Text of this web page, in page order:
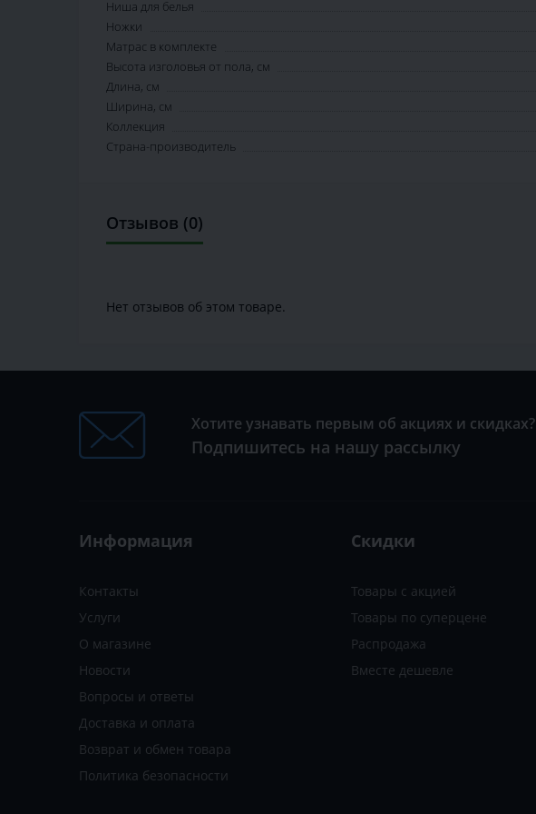
Ниша для белья
Ножки
Матрас в комплекте
Высота изголовья от пола, см
Длина, см
Ширина, см
Коллекция
Страна-производитель
Отзывов (0)
Нет отзывов об этом товаре.
Хотите узнавать первым об акциях и скидках?
Подпишитесь на нашу рассылку
Информация
Контакты
Услуги
О магазине
Новости
Вопросы и ответы
Доставка и оплата
Возврат и обмен товара
Политика безопасности
Скидки
Товары с акцией
Товары по суперцене
Распродажа
Вместе дешевле